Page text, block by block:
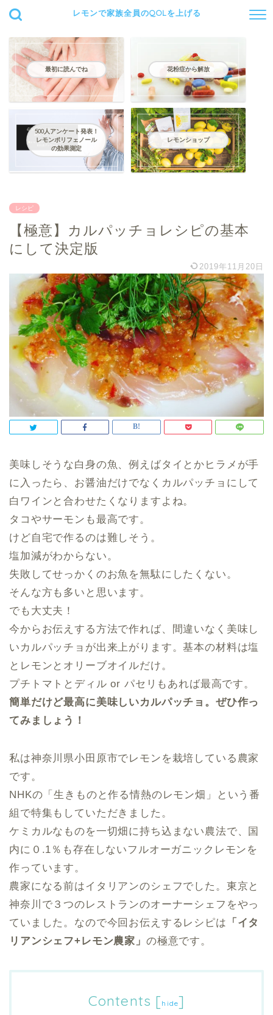
レモンで家族全員のQOLを上げる
最初に読んでね 花粉症から解放
500人アンケート発表！
レモンポリフェノール
の効果測定
レモンショップ
レシピ
【極意】カルパッチョレシピの基本
にして決定版
2019年11月20日
美味しそうな白身の魚、例えばタイとかヒラメが手
に入ったら、お醤油だけでなくカルパッチョにして
白ワインと合わせたくなりますよね。
タコやサーモンも最高です。
けど自宅で作るのは難しそう。
塩加減がわからない。
失敗してせっかくのお魚を無駄にしたくない。
そんな方も多いと思います。
でも大丈夫！
今からお伝えする方法で作れば、間違いなく美味し
いカルパッチョが出来上がります。基本の材料は塩
とレモンとオリーブオイルだけ。
プチトマトとディル or パセリもあれば最高です。
簡単だけど最高に美味しいカルパッチョ。ぜひ作っ
てみましょう！
私は神奈川県小田原市でレモンを栽培している農家
です。
NHKの「生きものと作る情熱のレモン畑」という番
組で特集もしていただきました。
ケミカルなものを一切畑に持ち込まない農法で、国
内に０.1％も存在しないフルオーガニックレモンを
作っています。
農家になる前はイタリアンのシェフでした。東京と
神奈川で３つのレストランのオーナーシェフをやっ
ていました。なので今回お伝えするレシピは 「イタ
リアンシェフ+レモン農家」 の極意です。
Contents [ hide]